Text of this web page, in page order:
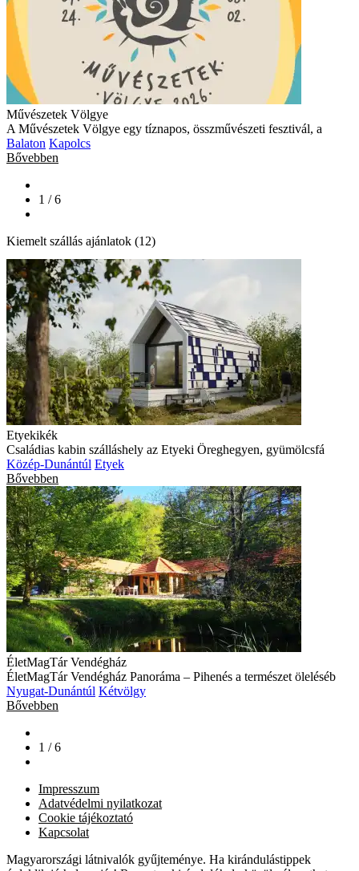
Művészetek Völgye
A Művészetek Völgye egy tíznapos, összművészeti fesztivál, a
Balaton Kapolcs
Bővebben
1 / 6
Kiemelt szállás ajánlatok (12)
Etyekikék
Családias kabin szálláshely az Etyeki Öreghegyen, gyümölcsfá
Közép-Dunántúl Etyek
Bővebben
ÉletMagTár Vendégház
ÉletMagTár Vendégház Panoráma – Pihenés a természet öleléséb
Nyugat-Dunántúl Kétvölgy
Bővebben
1 / 6
Impresszum
Adatvédelmi nyilatkozat
Cookie tájékoztató
Kapcsolat
Magyarországi látnivalók gyűjteménye. Ha kirándulástippek